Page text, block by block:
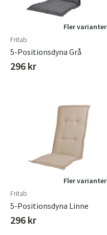
Fler varianter
Fritab
5-Positionsdyna Grå
296 kr
Fler varianter
Fritab
5-Positionsdyna Linne
296 kr